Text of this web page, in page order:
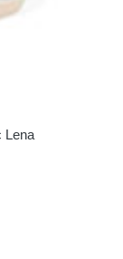
Lena